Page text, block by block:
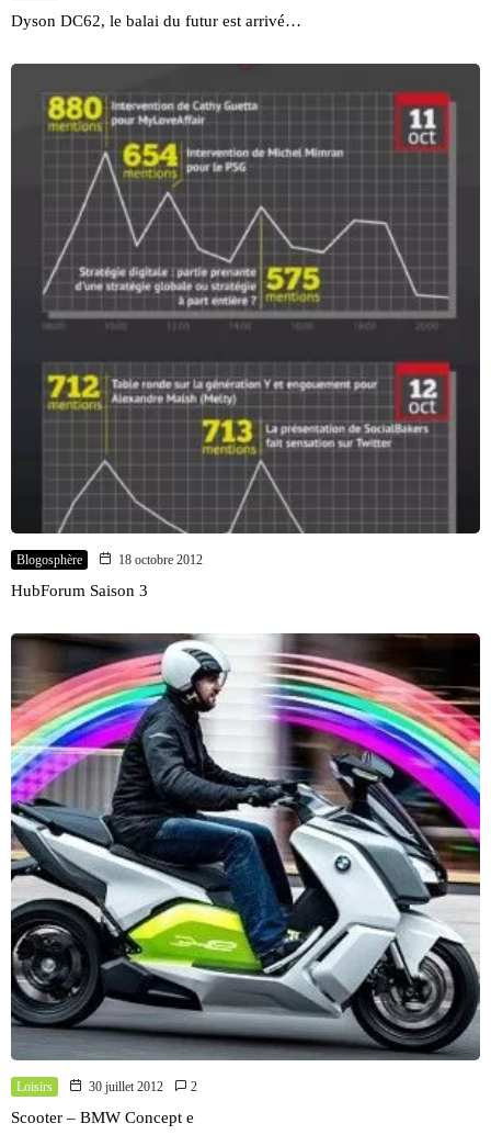
Dyson DC62, le balai du futur est arrivé…
Blogosphère 18 octobre 2012
HubForum Saison 3
Loisirs 30 juillet 2012 2
Scooter – BMW Concept e